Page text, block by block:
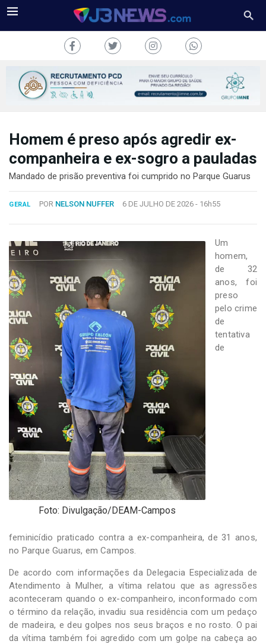
J3NEWS
COLUNAS
CONOSCO
Copyright
2024
Desenvolvido
por
Tecnologia
Sistemas
Homem é preso após agredir ex-
companheira e ex-sogro a pauladas
Mandado de prisão preventiva foi cumprido no Parque Guarus
GERAL POR NELSON NUFFER 6 DE JULHO DE 2026 - 16h55
Foto: Divulgação/DEAM-Campos
Um
homem,
de 32
anos, foi
preso
pelo crime
de
tentativa
de
feminicídio praticado contra a ex-companheira, de 31 anos,
no Parque Guarus, em Campos.
De acordo com informações da Delegacia Especializada de
Atendimento à Mulher, a vítima relatou que as agressões
aconteceram quando o ex-companheiro, inconformado com
o término da relação, invadiu sua residência com um pedaço
de madeira, e deu golpes nos seus braços e no rosto. O pai
da vítima também foi agredido com um golpe na cabeça ao